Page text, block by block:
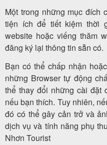
Một trong những mục đích
tiện ích để tiết kiệm thời
website hoặc viếng thăm
đăng ký lại thông tin sẵn có.
Bạn có thể chấp nhận
những Browser tự động
thể thay đổi những cài đặt
nếu bạn thích. Tuy nhiên,
đó có thể gây cản trở và
dịch vụ và tính năng phụ
Nhơn Tourist